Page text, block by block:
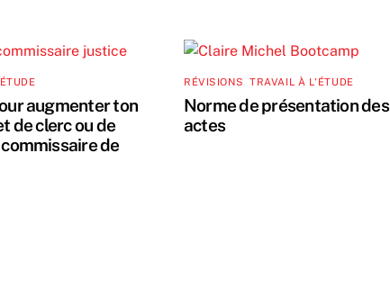
augmenter ton
de clerc ou de
de
RÉVISIONS ,TRAVAIL À L'ÉTUDE
Norme de présentation des
actes